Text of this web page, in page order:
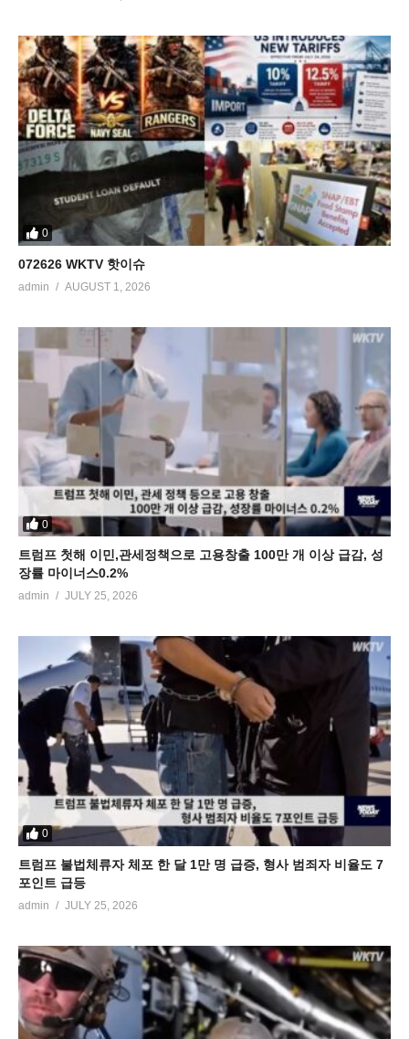
0
072626 WKTV 핫이슈
admin AUGUST 1, 2026
0
트럼프 첫해 이민,관세정책으로 고용창출 100만 개 이상 급감, 성
장률 마이너스0.2%
admin JULY 25, 2026
0
트럼프 불법체류자 체포 한 달 1만 명 급증, 형사 범죄자 비율도 7
포인트 급등
admin JULY 25, 2026